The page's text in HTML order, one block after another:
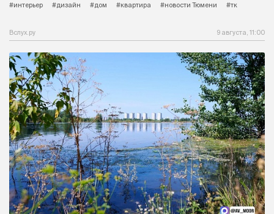
#интерьер #дизайн #дом #квартира #новости Тюмени #тк
Вслух.ру 9 августа, 11:00